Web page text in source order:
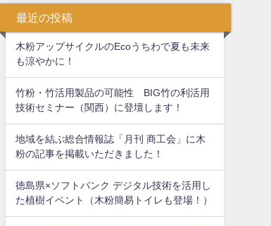
最近の投稿
木粉アップサイクルのEcoうちわで夏も未来
も涼やかに！
竹粉・竹活用製品の可能性 BIG竹の利活用
技術セミナー（関西）に登壇します！
地域を結ぶ総合情報誌「月刊 商工会」に木
粉の記事を掲載いただきました！
徳島県×ソフトバンク デジタル技術を活用し
た植樹イベント（木粉簡易トイレも登場！）